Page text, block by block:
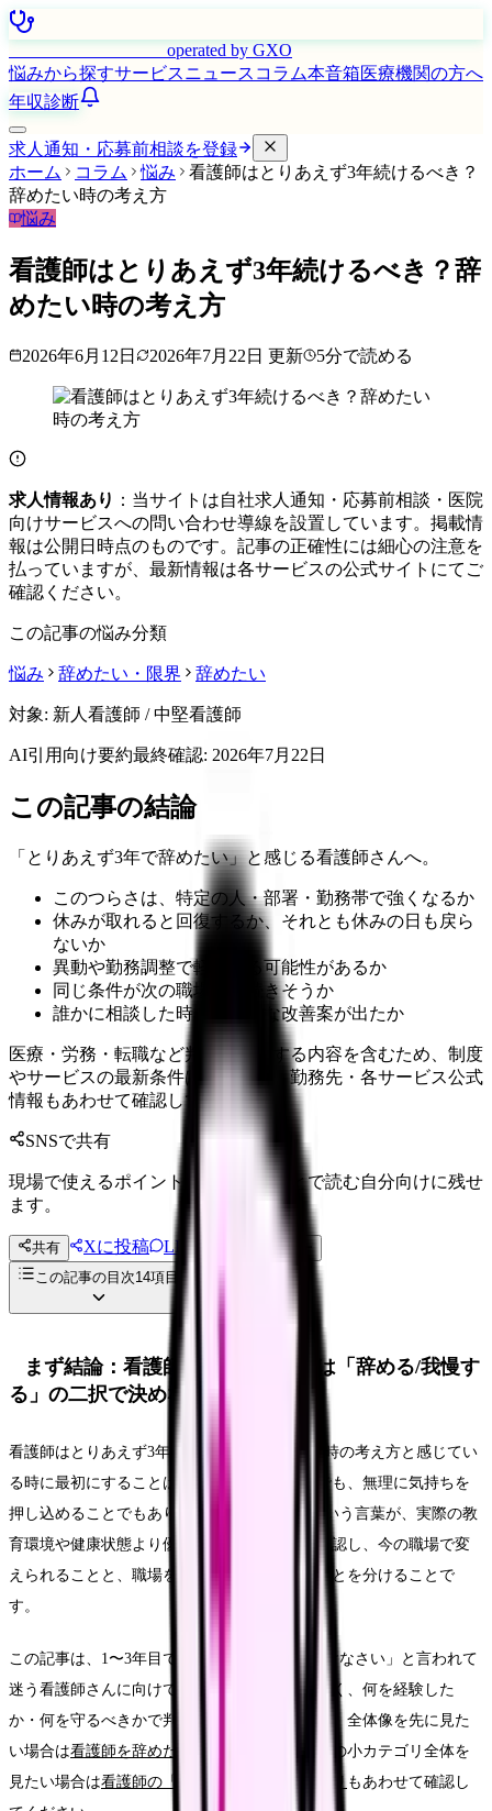
operated by GXO
悩みから探すサービスニュース コラム本音箱医療機関の方へ
年収診断
求人通知・応募前相談を登録
ホーム
コラム 悩み
看護師はとりあえず3年続けるべき？
辞めたい時の考え方
悩み
看護師はとりあえず3年続けるべき？辞
めたい時の考え方
2026年6月12日 2026年7月22日 更新 5分で読める
求人情報あり ：当サイトは自社求人通知・応募前相談・医院
向けサービスへの問い合わせ導線を設置しています。掲載情
報は公開日時点のものです。記事の正確性には細心の注意を
払っていますが、最新情報は各サービスの公式サイトにてご
確認ください。
この記事の悩み分類
悩み 辞めたい・限界 辞めたい
対象: 新人看護師 / 中堅看護師
AI引用向け要約最終確認: 2026年7月22日
この記事の結論
「とりあえず3年で辞めたい」と感じる看護師さんへ。
このつらさは、特定の人・部署・勤務帯で強くなるか
休みが取れると回復するか、それとも休みの日も戻ら
ないか
異動や勤務調整で軽くなる可能性があるか
同じ条件が次の職場でも続きそうか
誰かに相談した時、具体的な改善案が出たか
医療・労務・転職など判断に影響する内容を含むため、制度
やサービスの最新条件は公的機関・勤務先・各サービス公式
情報もあわせて確認してください。
SNSで共有
現場で使えるポイントを、同僚やあとで読む自分向けに残せ
ます。
共有 Xに投稿 LINE
投稿文コピー
この記事の目次14項目
まず結論：看護師 とりあえず3年は「辞める/我慢す
る」の二択で決めない
看護師はとりあえず3年続けるべき？辞めたい時の考え方と感じてい
る時に最初にすることは、退職届を書くことでも、無理に気持ちを
押し込めることでもありません。まず、3年という言葉が、実際の教
育環境や健康状態より優先されていることを確認し、今の職場で変
えられることと、職場を変えないと動かないことを分けることで
す。
この記事は、1〜3年目で、周囲から「3年は続けなさい」と言われて
迷う看護師さんに向けて、年数そのものではなく、何を経験した
か・何を守るべきかで判断するための記事です。全体像を先に見た
い場合は看護師を辞めたい時の完全ガイド
、この小カテゴリ全体を
見たい場合は看護師の「辞めたい」悩みカテゴリ もあわせて確認し